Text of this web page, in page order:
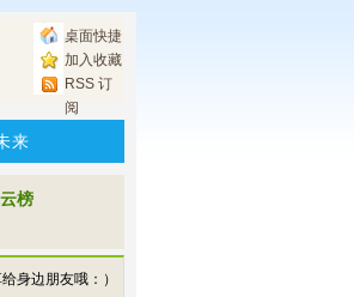
桌面快捷
加入收藏
RSS 订
阅
来
榜
身边朋友哦：）